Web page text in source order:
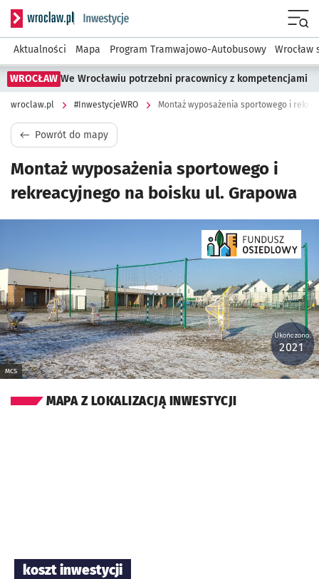
Serwis informacyjny wroclaw.pl podserwis:
Aktualności Mapa Program Tramwajowo-Autobusowy Wrocław
WROCŁAW We Wrocławiu potrzebni pracownicy z kompetencjami
wroclaw.pl #InwestycjeWRO Montaż wyposażenia sportowego i
Powrót do mapy
Montaż wyposażenia sportowego i
rekreacyjnego na boisku ul. Grapowa
MCS
Ukończono:
2021
MAPA Z LOKALIZACJĄ INWESTYCJI
koszt inwestycji